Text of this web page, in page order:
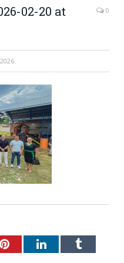
02-20 at
0
PinterestLinkedInTumblr